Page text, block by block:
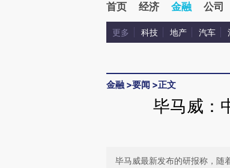
首页 经济 金融 公司
更多 科技 地产 汽车
金融 >要闻 >正文
毕马威：
毕马威最新发布的研报称，随